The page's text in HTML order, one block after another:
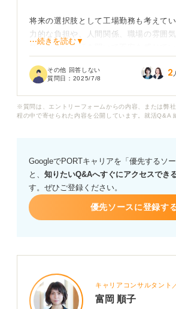
将来の選択肢として工場勤務も考えて
力的な負担や、人間関係、職場の雰囲
厳しいという話を聞いて不安を感じてい
女性が活躍できる工場もあると聞く一
女性が工場で働くうえで、具体的にどの
もし、女性が工場勤務を考えるうえで
ことや、職場の選び方、キャリアを築く
イスがあれば教えてください。
⋯続きを読む▼
その他 回答しない
質問日： 2025/7/8 2
※質問は、エントリーフォームからの内容、または弊
程の中で寄せられた内容を公開しています。就活Q&A
GoogleでPORTキャリアを「優先するソ
と、 知りたいQ&Aへすぐにアクセスでき
す。ぜひご登録ください。
優先ソースに登録す
キャリアコンサルタント
富岡 順子